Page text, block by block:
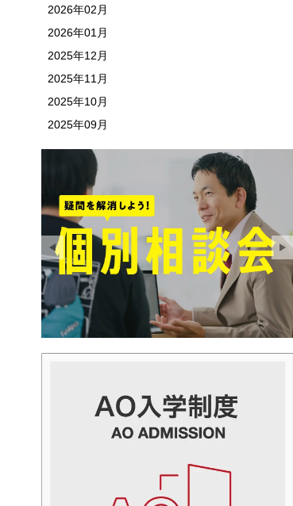
2026年02月
2026年01月
2025年12月
2025年11月
2025年10月
2025年09月
2025年08月
2025年07月
2025年06月
2025年05月
2025年04月
2025年03月
2025年02月
2025年01月
2024年12月
2024年11月
2024年09月